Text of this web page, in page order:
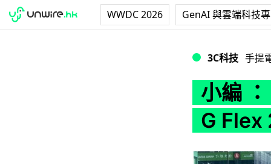
WWDC 2026 GenAI 與雲端科技
3C科技 手提
小編
G Flex